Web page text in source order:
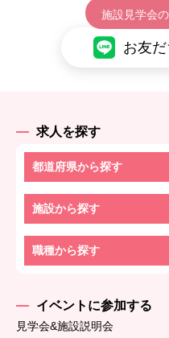
施設見学会
お友
求人を探す
都道府県から探す
施設から探す
職種から探す
イベントに参加する
見学会&施設説明会